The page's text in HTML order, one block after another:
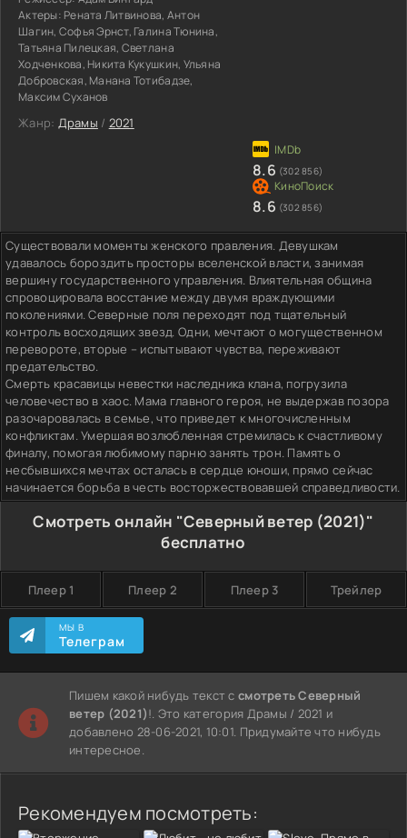
Актеры: Рената Литвинова, Антон
Шагин, Софья Эрнст, Галина Тюнина,
Татьяна Пилецкая, Светлана
Ходченкова, Никита Кукушкин, Ульяна
Добровская, Манана Тотибадзе,
Максим Суханов
Жанр: Драмы / 2021
8.6 (302 856)
8.6 (302 856)
Существовали моменты женского правления. Девушкам
удавалось бороздить просторы вселенской власти, занимая
вершину государственного управления. Влиятельная община
спровоцировала восстание между двумя враждующими
поколениями. Северные поля переходят под тщательный
контроль восходящих звезд. Одни, мечтают о могущественном
перевороте, вторые – испытывают чувства, переживают
предательство.
Смерть красавицы невестки наследника клана, погрузила
человечество в хаос. Мама главного героя, не выдержав позора
разочаровалась в семье, что приведет к многочисленным
конфликтам. Умершая возлюбленная стремилась к счастливому
финалу, помогая любимому парню занять трон. Память о
несбывшихся мечтах осталась в сердце юноши, прямо сейчас
начинается борьба в честь восторжествовавшей справедливости.
Смотреть онлайн "Северный ветер (2021)"
бесплатно
Плеер 1 Плеер 2 Плеер 3 Трейлер
МЫ В
Телеграм
Пишем какой нибудь текст ссмотреть Северный
ветер (2021)!. Это категория Драмы / 2021 и
добавлено 28-06-2021, 10:01. Придумайте что нибудь
интересное.
Рекомендуем посмотреть: